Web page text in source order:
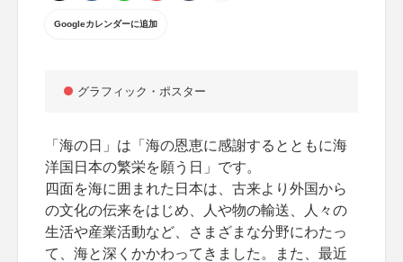
Googleカレンダーに追加
グラフィック・ポスター
「海の日」は「海の恩恵に感謝するとともに海
洋国日本の繁栄を願う日」です。
四面を海に囲まれた日本は、古来より外国から
の文化の伝来をはじめ、人や物の輸送、人々の
生活や産業活動など、さまざまな分野にわたっ
て、海と深くかかわってきました。また、最近